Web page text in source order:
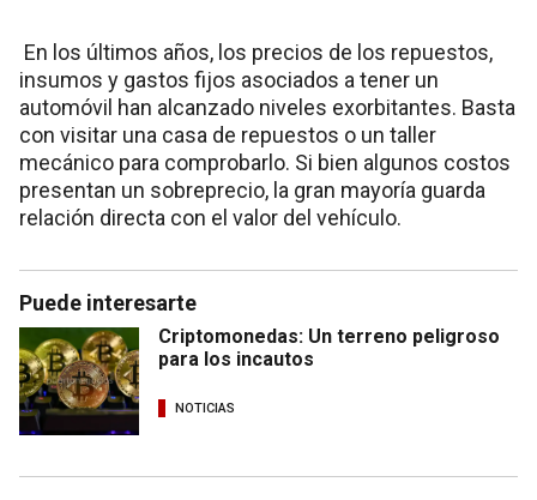
En los últimos años, los precios de los repuestos,
insumos y gastos fijos asociados a tener un
automóvil han alcanzado niveles exorbitantes. Basta
con visitar una casa de repuestos o un taller
mecánico para comprobarlo. Si bien algunos costos
presentan un sobreprecio, la gran mayoría guarda
relación directa con el valor del vehículo.
Puede interesarte
Criptomonedas: Un terreno peligroso
para los incautos
NOTICIAS